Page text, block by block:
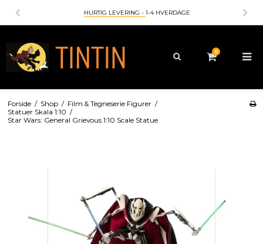
HURTIG LEVERING - 1-4 HVERDAGE
0
Forside / Shop / Film & Tegneserie Figurer /
Statuer Skala 1:10 /
Star Wars: General Grievous 1:10 Scale Statue